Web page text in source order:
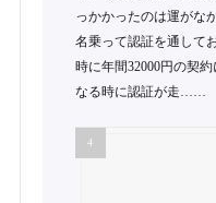
っかかったのは運がな
名乗って認証を通して
時に年間32000円の契
なる時に認証が走……